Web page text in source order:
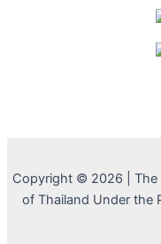
Copyright © 2026 | The
of Thailand Under the